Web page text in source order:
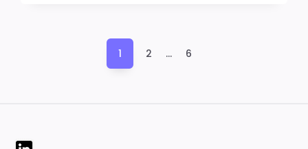
Pagination
1 2 … 6